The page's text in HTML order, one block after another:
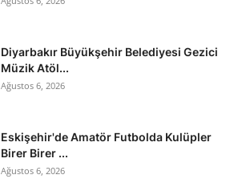
Diyarbakır Büyükşehir Belediyesi Gezici
Müzik Atöl...
Ağustos 6, 2026
Eskişehir'de Amatör Futbolda Kulüpler
Birer Birer ...
Ağustos 6, 2026